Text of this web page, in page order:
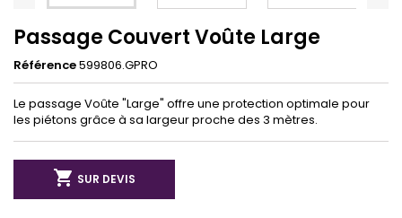
Passage Couvert Voûte Large
Référence599806.GPRO
Le passage Voûte "Large" offre une protection optimale pour
les piétons grâce à sa largeur proche des 3 mètres.
 SUR DEVIS